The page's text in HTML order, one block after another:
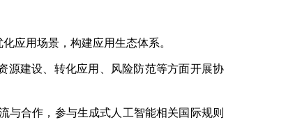
应用场景，构建应用生态体系。
源建设、转化应用、风险防范等方面开展协
与合作，参与生成式人工智能相关国际规则